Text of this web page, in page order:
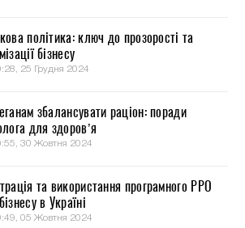
політика: ключ до прозорості та
бізнесу
25 Грудня 2024
збалансувати раціон: поради
для здоров’я
30 Жовтня 2024
та використання програмного РРО
в Україні
05 Жовтня 2024